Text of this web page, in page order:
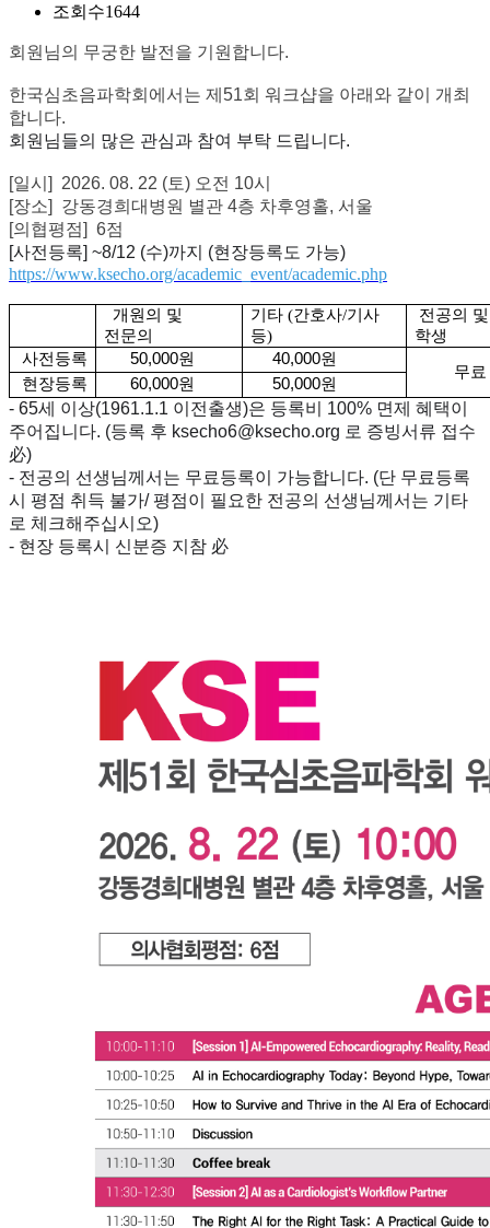
조회수1644
회원님의 무궁한 발전을 기원합니다.
한국심초음파학회에서는 제51회 워크샵을 아래와 같이 개최
합니다.
회원님들의 많은 관심과 참여 부탁 드립니다.
[일시] 2026. 08. 22 (토) 오전 10시
[장소] 강동경희대병원 별관 4층 차후영홀, 서울
[의협평점] 6점
[사전등록] ~8/12 (수)까지 (현장등록도 가능)
https://www.ksecho.org/academic_event/academic.php
개원의 및
전문의
기타 (간호사/기사
등)
전공의 및
학생
사전등록
50,000원 40,000원
무료
현장등록 60,000원 50,000원
- 65세 이상(1961.1.1 이전출생)은 등록비 100% 면제 혜택이
주어집니다. (등록 후 ksecho6@ksecho.org 로 증빙서류 접수
必)
- 전공의 선생님께서는 무료등록이 가능합니다. (단 무료등록
시 평점 취득 불가/ 평점이 필요한 전공의 선생님께서는 기타
로 체크해주십시오)
- 현장 등록시 신분증 지참 必